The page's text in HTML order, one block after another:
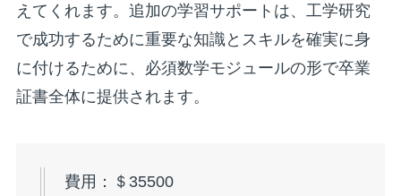
えてくれます。追加の学習サポートは、工学研究
で成功するために重要な知識とスキルを確実に身
に付けるために、必須数学モジュールの形で卒業
証書全体に提供されます。
費用：＄35500